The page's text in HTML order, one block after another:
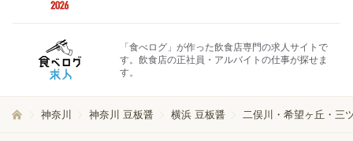
「食べログ」が作った飲食店専門の求人サイトで
す。飲食店の正社員・アルバイトの仕事が探せま
す。
神奈川 神奈川 豆板醤 横浜 豆板醤 二俣川・希望ヶ丘・三